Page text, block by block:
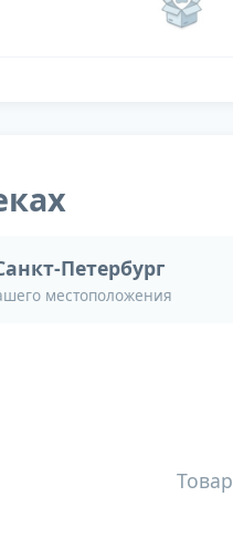
Петербург
местоположения